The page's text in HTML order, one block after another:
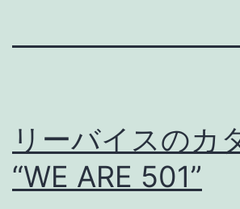
リーバイスのカ
“WE ARE 501”